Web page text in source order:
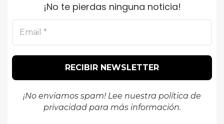
¡No te pierdas ninguna noticia!
¡No enviamos spam! Lee nuestra política de
privacidadpara más información.